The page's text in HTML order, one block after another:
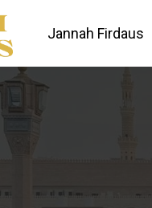
Jannah Firdaus